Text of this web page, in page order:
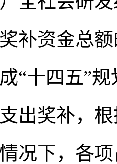
补资金总
成“十四五”
出奖补，
况下，各